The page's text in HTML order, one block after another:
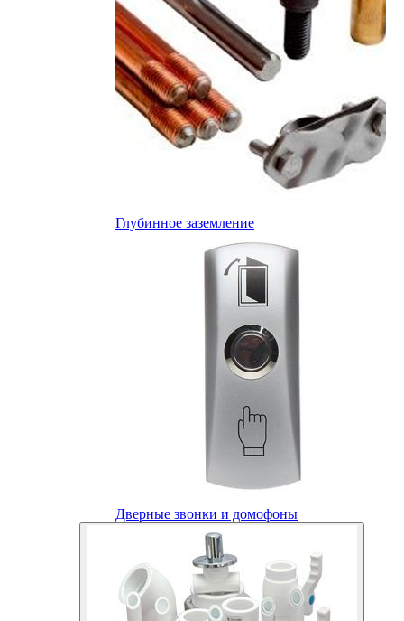
Глубинное заземление
Дверные звонки и домофоны